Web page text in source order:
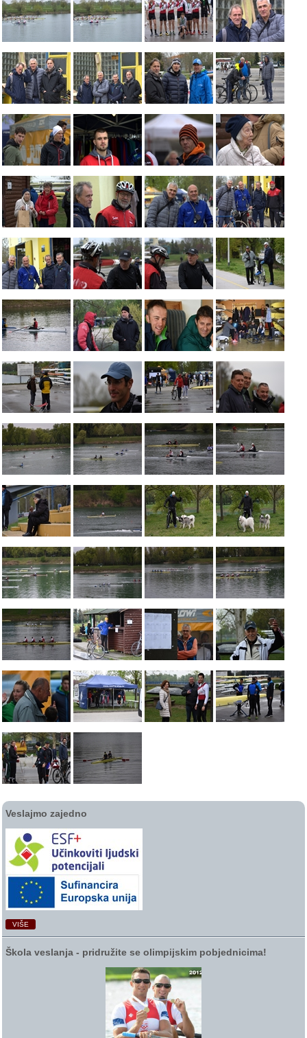
Veslajmo zajedno
VIŠE
Škola veslanja ‑ pridružite se olimpijskim pobjednicima!